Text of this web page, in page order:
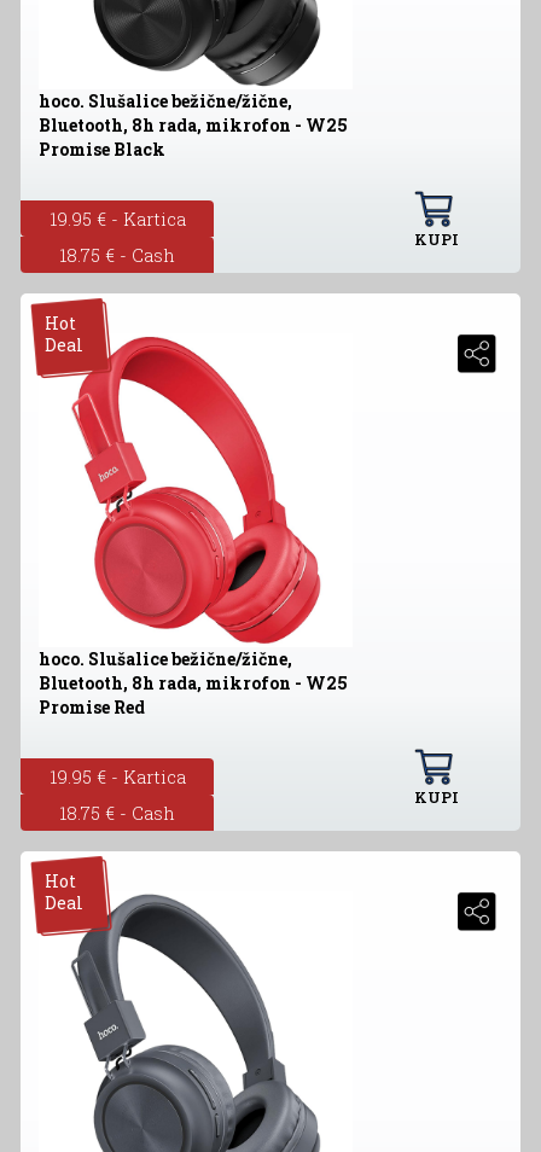
hoco. Slušalice bežične/žične,
Bluetooth, 8h rada, mikrofon - W25
Promise Black
19.95 € - Kartica
18.75 € - Cash
KUPI
Hot
Deal
hoco. Slušalice bežične/žične,
Bluetooth, 8h rada, mikrofon - W25
Promise Red
19.95 € - Kartica
18.75 € - Cash
KUPI
Hot
Deal